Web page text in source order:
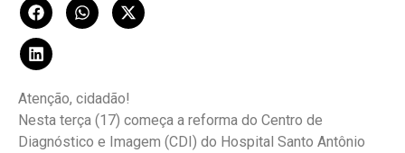
Atenção, cidadão!
Nesta terça (17) começa a reforma do Centro de
Diagnóstico e Imagem (CDI) do Hospital Santo Antônio